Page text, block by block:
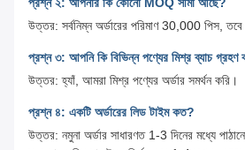
প্রশ্ন ২: আপনার কি কোনো MOQ সীমা আছে?
উত্তর: সর্বনিম্ন অর্ডারের পরিমাণ 30,000 পিস, তবে
প্রশ্ন ৩: আপনি কি বিভিন্ন পণ্যের মিশ্র ব্যাচ গ্রহণ
উত্তর: হ্যাঁ, আমরা মিশ্র পণ্যের অর্ডার সমর্থন করি।
প্রশ্ন ৪: একটি অর্ডারের লিড টাইম কত?
উত্তর: নমুনা অর্ডার সাধারণত 1-3 দিনের মধ্যে